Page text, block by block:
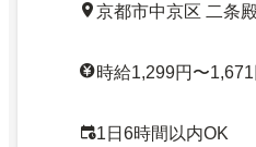
京都市中京区 二条
時給1,299円〜1,671
1日6時間以内OK